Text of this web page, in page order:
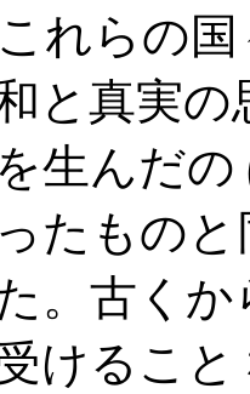
れらの
と真実
生んだ
たもの
。古く
けるこ